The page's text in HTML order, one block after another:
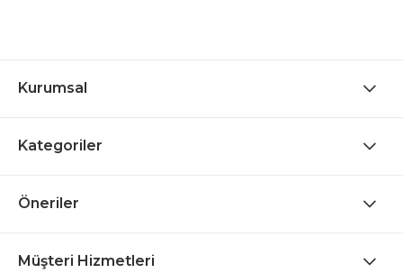
Kurumsal
Kategoriler
Öneriler
Müşteri Hizmetleri